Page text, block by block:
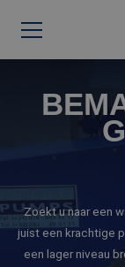
Zoekt u naar een
juist een krachtige
een lager niveau